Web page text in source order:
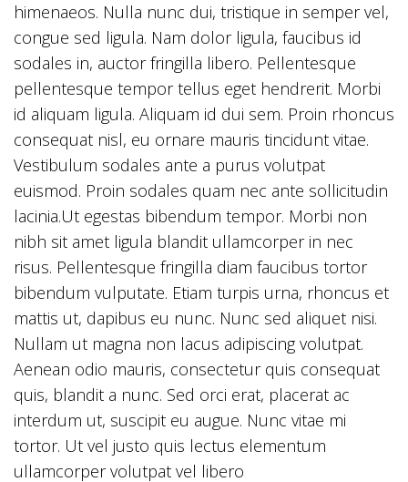
himenaeos. Nulla nunc dui, tristique in semper vel,
congue sed ligula. Nam dolor ligula, faucibus id
sodales in, auctor fringilla libero. Pellentesque
pellentesque tempor tellus eget hendrerit. Morbi
id aliquam ligula. Aliquam id dui sem. Proin rhoncus
consequat nisl, eu ornare mauris tincidunt vitae.
Vestibulum sodales ante a purus volutpat
euismod. Proin sodales quam nec ante sollicitudin
lacinia.Ut egestas bibendum tempor. Morbi non
nibh sit amet ligula blandit ullamcorper in nec
risus. Pellentesque fringilla diam faucibus tortor
bibendum vulputate. Etiam turpis urna, rhoncus et
mattis ut, dapibus eu nunc. Nunc sed aliquet nisi.
Nullam ut magna non lacus adipiscing volutpat.
Aenean odio mauris, consectetur quis consequat
quis, blandit a nunc. Sed orci erat, placerat ac
interdum ut, suscipit eu augue. Nunc vitae mi
tortor. Ut vel justo quis lectus elementum
ullamcorper volutpat vel libero